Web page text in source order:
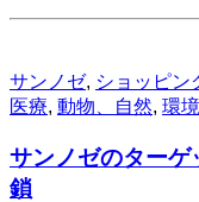
サンノゼ, ショッピン
医療, 動物、自然, 環境
サンノゼのターゲ
鎖